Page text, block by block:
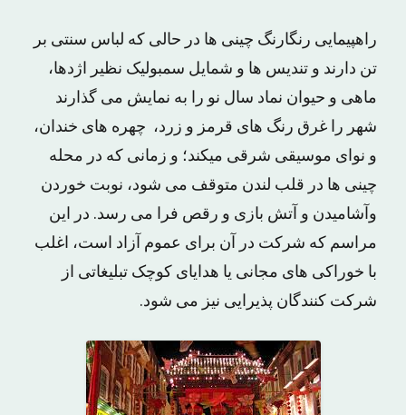
راهپیمایی رنگارنگ چینی ها در حالی که لباس سنتی بر
تن دارند و تندیس ها و شمایل سمبولیک نظیر اژدها،
ماهی و حیوان نماد سال نو را به نمایش می گذارند
شهر را غرق رنگ های قرمز و زرد، چهره های خندان،
و نوای موسیقی شرقی میکند؛ و زمانی که در محله
چینی ها در قلب لندن متوقف می شود، نوبت خوردن
وآشامیدن و آتش بازی و رقص فرا می رسد. در این
مراسم که شرکت در آن برای عموم آزاد است، اغلب
با خوراکی های مجانی یا هدایای کوچک تبلیغاتی از
شرکت کنندگان پذیرایی نیز می شود.